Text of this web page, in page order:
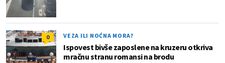
0 VEZA ILI NOĆNA MORA?
Ispovest bivše zaposlene na kruzeru otkriva
mračnu stranu romansi na brodu